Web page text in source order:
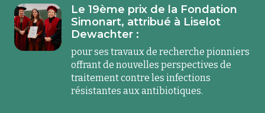
Le 19ème prix de la Fondation
Simonart, attribué à Liselot
Dewachter :
pour ses travaux de recherche pionniers
offrant de nouvelles perspectives de
traitement contre les infections
résistantes aux antibiotiques.